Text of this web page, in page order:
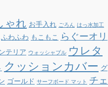
ゃれ お手入れ ごろん はっ水加工
ふわふわ もこもこ
らぐーオリ
テリア ウォッシャブル ウレタ
クッションカバー グ
ゴールド サーフボード マット
チェ